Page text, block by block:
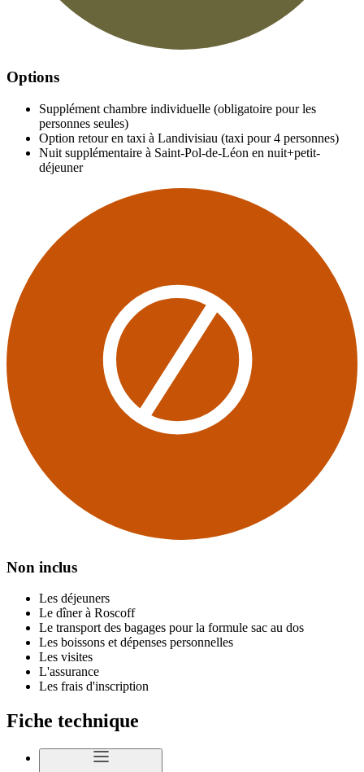
Options
Supplément chambre individuelle (obligatoire pour les
personnes seules)
Option retour en taxi à Landivisiau (taxi pour 4 personnes)
Nuit supplémentaire à Saint-Pol-de-Léon en nuit+petit-
déjeuner
Non inclus
Les déjeuners
Le dîner à Roscoff
Le transport des bagages pour la formule sac au dos
Les boissons et dépenses personnelles
Les visites
L'assurance
Les frais d'inscription
Fiche technique